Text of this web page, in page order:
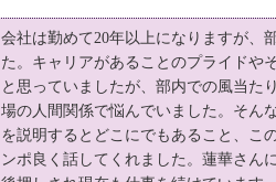
会社は勤めて20年以上になりますが、
た。キャリアがあることのプライドや
と思っていましたが、部内での風当た
場の人間関係で悩んでいました。そん
を説明するとどこにでもあること、こ
ンポ良く話してくれました。蓮華さん